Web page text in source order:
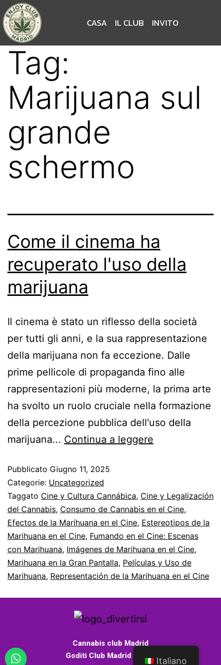
CASA IL CLUB INVITO
Tag:
Marijuana sul
grande
schermo
Come il cinema ha
recuperato l'uso della
marijuana
Il cinema è stato un riflesso della società
per tutti gli anni, e la sua rappresentazione
della marijuana non fa eccezione. Dalle
prime pellicole di propaganda fino alle
rappresentazioni più moderne, la prima arte
ha svolto un ruolo cruciale nella formazione
della percezione pubblica dell'uso della
marijuana... Continua a leggere
Pubblicato Giugno 11, 2025
Categorie: Uncategorized
Taggato Cine y Cultura Cannábica, Cine y Legalización
del Cannabis, Consumo de Cannabis en el Cine,
Efectos de la Marihuana en el Cine, Estereotipos de la
Marihuana en el Cine, Fumando en el Cine: Escenas
con Marihuana, Imágenes de Marihuana en el Cine,
Marihuana en la Gran Pantalla, Películas y Uso de
Marihuana, Representación de la Marihuana en el Cine
Cannabis club Madrid
Goditi Club Madrid - 2026
Italiano